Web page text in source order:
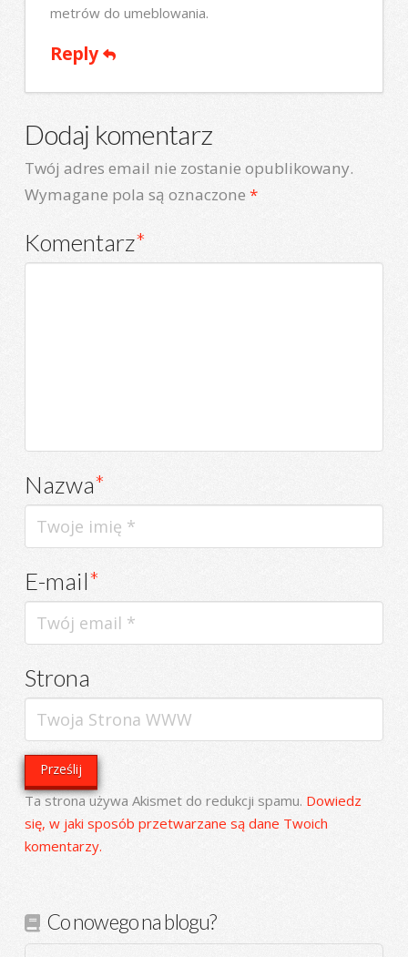
metrów do umeblowania.
Reply
Dodaj komentarz
Twój adres email nie zostanie opublikowany.
Wymagane pola są oznaczone *
Komentarz*
Nazwa*
E-mail*
Strona
Ta strona używa Akismet do redukcji spamu. Dowiedz
się, w jaki sposób przetwarzane są dane Twoich
komentarzy.
Co nowego na blogu?